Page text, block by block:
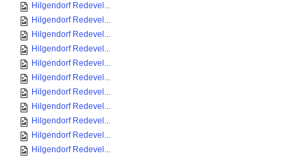
Hilgendorf Redevel...
Hilgendorf Redevel...
Hilgendorf Redevel...
Hilgendorf Redevel...
Hilgendorf Redevel...
Hilgendorf Redevel...
Hilgendorf Redevel...
Hilgendorf Redevel...
Hilgendorf Redevel...
Hilgendorf Redevel...
Hilgendorf Redevel...